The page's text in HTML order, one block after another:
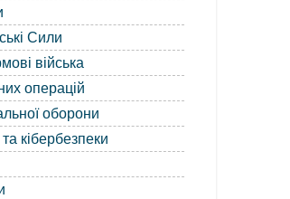
Сили
війська
операцій
оборони
кібербезпеки